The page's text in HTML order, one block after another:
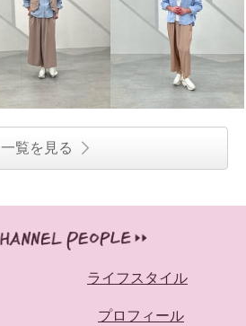
一覧を見る
ライフスタイル
プロフィール